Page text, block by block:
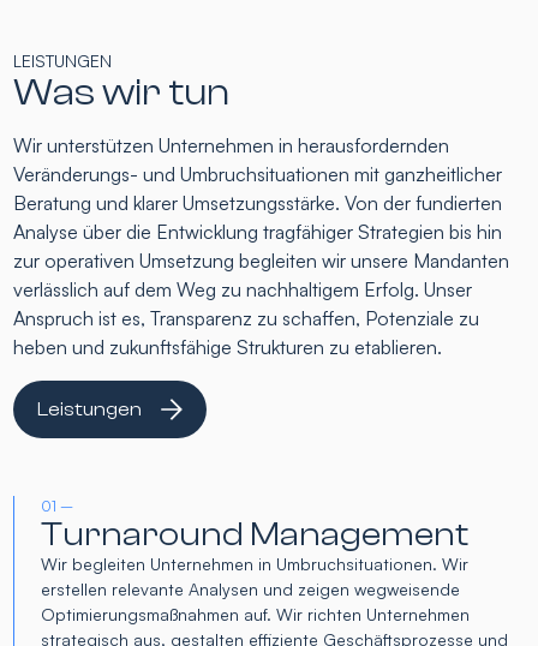
LEISTUNGEN
Was wir tun
Wir unterstützen Unternehmen in herausfordernden
Veränderungs- und Umbruchsituationen mit ganzheitlicher
Beratung und klarer Umsetzungsstärke. Von der fundierten
Analyse über die Entwicklung tragfähiger Strategien bis hin
zur operativen Umsetzung begleiten wir unsere Mandanten
verlässlich auf dem Weg zu nachhaltigem Erfolg. Unser
Anspruch ist es, Transparenz zu schaffen, Potenziale zu
heben und zukunftsfähige Strukturen zu etablieren.
Leistungen
01 –
Turnaround Management
Wir begleiten Unternehmen in Umbruchsituationen. Wir
erstellen relevante Analysen und zeigen wegweisende
Optimierungsmaßnahmen auf. Wir richten Unternehmen
strategisch aus, gestalten effiziente Geschäftsprozesse und